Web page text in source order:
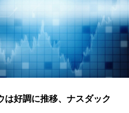
好調に推移、ナスダック